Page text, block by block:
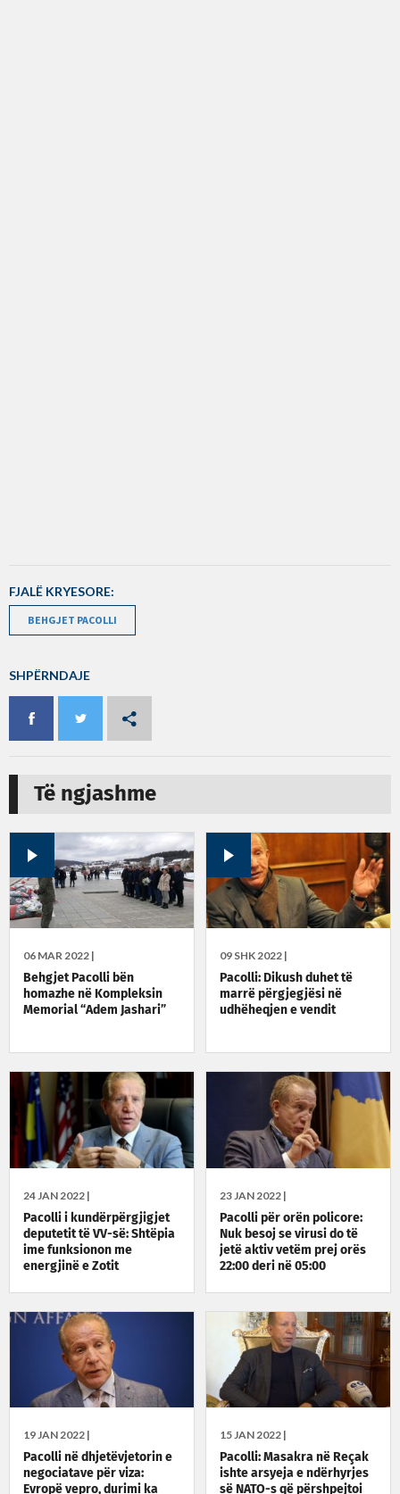
FJALË KRYESORE:
BEHGJET PACOLLI
SHPËRNDAJE
Të ngjashme
06 MAR 2022 |
Behgjet Pacolli bën
homazhe në Kompleksin
Memorial “Adem Jashari”
09 SHK 2022 |
Pacolli: Dikush duhet të
marrë përgjegjësi në
udhëheqjen e vendit
24 JAN 2022 |
Pacolli i kundërpërgjigjet
deputetit të VV-së: Shtëpia
ime funksionon me
energjinë e Zotit
23 JAN 2022 |
Pacolli për orën policore:
Nuk besoj se virusi do të
jetë aktiv vetëm prej orës
22:00 deri në 05:00
19 JAN 2022 |
Pacolli në dhjetëvjetorin e
negociatave për viza:
Evropë vepro, durimi ka
15 JAN 2022 |
Pacolli: Masakra në Reçak
ishte arsyeja e ndërhyrjes
së NATO-s që përshpejtoi